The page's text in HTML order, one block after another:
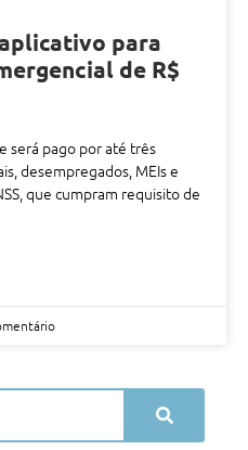
para
de R$
será pago por até três
desempregados, MEIs e
que cumpram requisito de